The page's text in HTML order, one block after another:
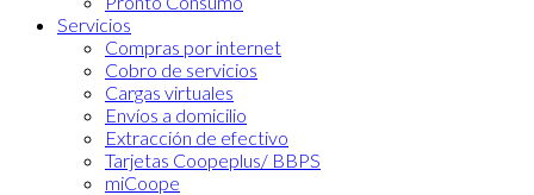
Servicios
Compras por internet
Cobro de servicios
Cargas virtuales
Envíos a domicilio
Extracción de efectivo
Tarjetas Coopeplus/ BBPS
miCoope